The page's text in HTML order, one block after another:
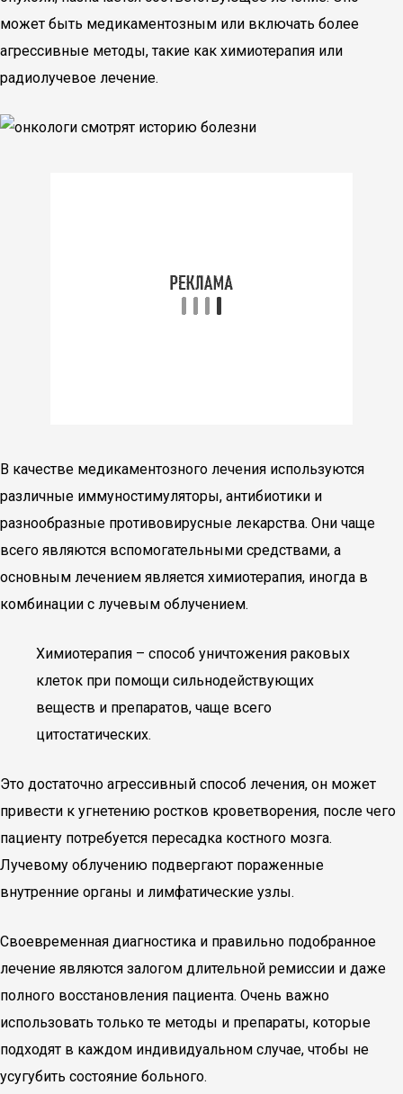
может быть медикаментозным или включать более
агрессивные методы, такие как химиотерапия или
радиолучевое лечение.
В качестве медикаментозного лечения используются
различные иммуностимуляторы, антибиотики и
разнообразные противовирусные лекарства. Они чаще
всего являются вспомогательными средствами, а
основным лечением является химиотерапия, иногда в
комбинации с лучевым облучением.
Химиотерапия – способ уничтожения раковых
клеток при помощи сильнодействующих
веществ и препаратов, чаще всего
цитостатических.
Это достаточно агрессивный способ лечения, он может
привести к угнетению ростков кроветворения, после чего
пациенту потребуется пересадка костного мозга.
Лучевому облучению подвергают пораженные
внутренние органы и лимфатические узлы.
Своевременная диагностика и правильно подобранное
лечение являются залогом длительной ремиссии и даже
полного восстановления пациента. Очень важно
использовать только те методы и препараты, которые
подходят в каждом индивидуальном случае, чтобы не
усугубить состояние больного.